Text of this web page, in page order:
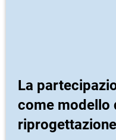
La
come modello